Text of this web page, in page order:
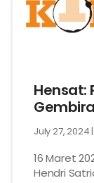
Hensat:
Gembira
July 27, 2024
16 Maret
Hendri